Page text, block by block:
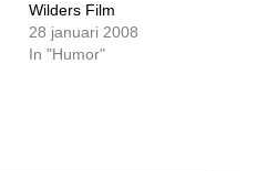
Wilders Film
28 januari 2008
In "Humor"